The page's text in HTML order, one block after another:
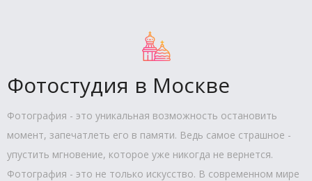
Фотостудия в Москве
Фотография - это уникальная возможность остановить
момент, запечатлеть его в памяти. Ведь самое страшное -
упустить мгновение, которое уже никогда не вернется.
Фотография - это не только искусство. В современном мире